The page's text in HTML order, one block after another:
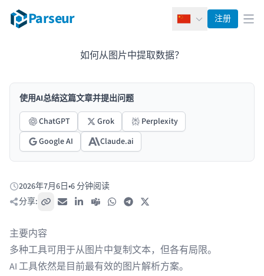
Parseur 简体中文
注册 打
如何从图片中提取数据？
使用AI总结这篇文章并提出问题
ChatGPT
Grok
Perplexity
Google AI
Claude.ai
发布于:
2026年7月6日•6 分钟阅读
分享:
复制链接电子邮件LinkedIn
Teams WhatsAppTelegram
主要内容
多种工具可用于从图片中复制文本，但各有局限。
AI 工具依然是目前最有效的图片解析方案。